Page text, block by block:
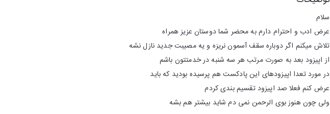
سلام
عرض ادب و احترام دارم به محضر شما دوستان عزیز همراه
تلاش میکنم اگر دوباره سقف آسمون نریزه و یه مصیبت جدید نازل نشه
از اپیزود بعد به صورت مرتب هر سه شنبه در خدمتتون باشم
در مورد تعدا اپیزودهای این پادکست هم پرسیده بودید که باید
عرض کنم فعلا صد اپیزود تقسیم بندی کردم
ولی چون هنوز بوی الرحمن نمی دم شاید بیشتر هم بشه